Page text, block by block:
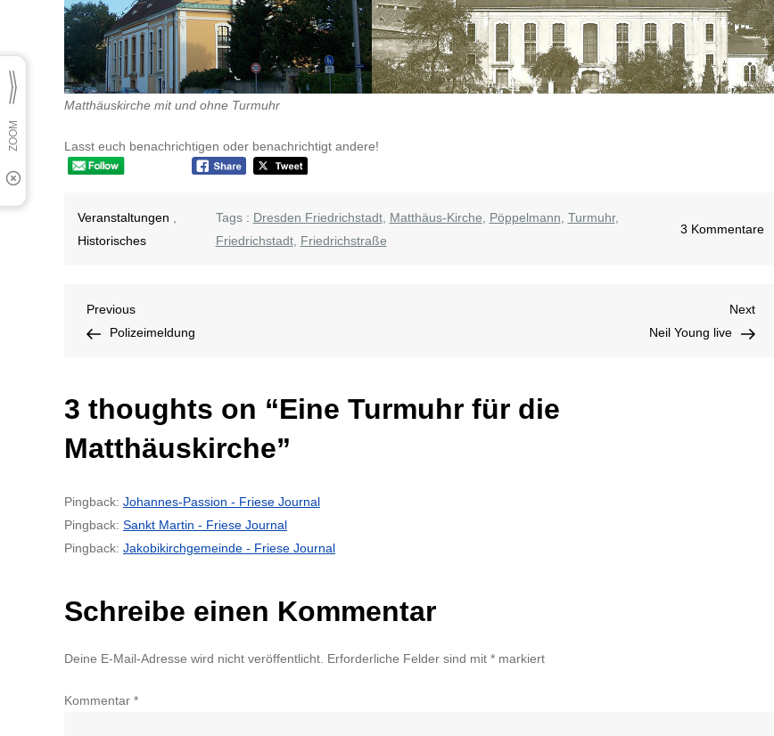
Matthäuskirche mit und ohne Turmuhr
Lasst euch benachrichtigen oder benachrichtigt andere!
Veranstaltungen ,
Historisches
Tags : Dresden Friedrichstadt, Matthäus-Kirche, Pöppelmann, Turmuhr,
Friedrichstadt, Friedrichstraße
3 Kommentarezu
Beitragsnavigation
Previous
Post
Previous
Polizeimeldung
Next
Post
Next
Neil Young live
3 thoughts on “Eine Turmuhr für die
Matthäuskirche”
Pingback: Johannes-Passion - Friese Journal
Pingback: Sankt Martin - Friese Journal
Pingback: Jakobikirchgemeinde - Friese Journal
Schreibe einen Kommentar
Deine E-Mail-Adresse wird nicht veröffentlicht. Erforderliche Felder sind mit * markiert
Kommentar *